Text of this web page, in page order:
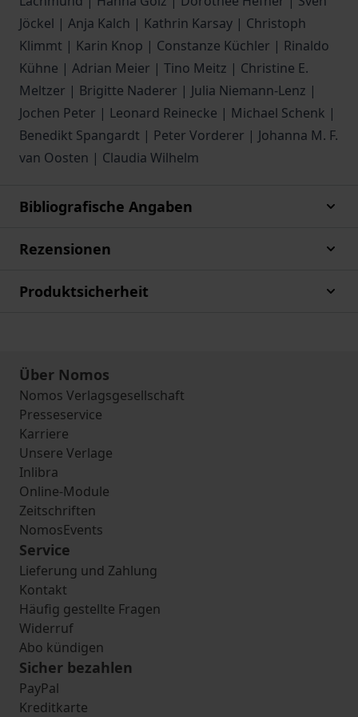
Jöckel | Anja Kalch | Kathrin Karsay | Christoph
Klimmt | Karin Knop | Constanze Küchler | Rinaldo
Kühne | Adrian Meier | Tino Meitz | Christine E.
Meltzer | Brigitte Naderer | Julia Niemann-Lenz |
Jochen Peter | Leonard Reinecke | Michael Schenk |
Benedikt Spangardt | Peter Vorderer | Johanna M. F.
van Oosten | Claudia Wilhelm
Bibliografische Angaben
Rezensionen
Produktsicherheit
Über Nomos
Nomos Verlagsgesellschaft
Presseservice
Karriere
Unsere Verlage
Inlibra
Online-Module
Zeitschriften
NomosEvents
Service
Lieferung und Zahlung
Kontakt
Häufig gestellte Fragen
Widerruf
Abo kündigen
Sicher bezahlen
PayPal
Kreditkarte